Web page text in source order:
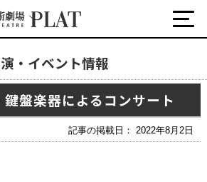
・イベント情報
盤楽器によるコンサート
記事の掲載日： 2022年8月2日
ント情報
楽など